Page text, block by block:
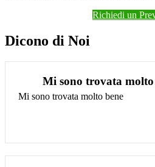
Richiedi un
Dicono di Noi
Mi sono trovata molto
Mi sono trovata molto bene